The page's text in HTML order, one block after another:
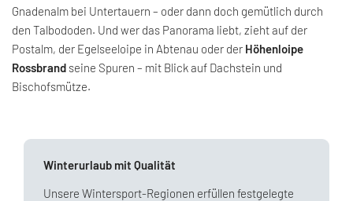
Gnadenalm bei Untertauern – oder dann doch gemütlich durch
den Talbododen. Und wer das Panorama liebt, zieht auf der
Postalm, der Egelseeloipe in Abtenau oder der Höhenloipe
Rossbrand seine Spuren – mit Blick auf Dachstein und
Bischofsmütze.
Winterurlaub mit Qualität
Unsere Wintersport-Regionen erfüllen festgelegte